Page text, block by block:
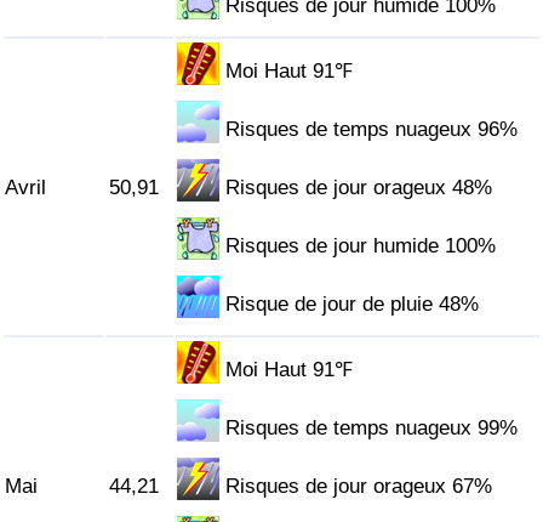
Risques de jour humide 100%
Avril 50,91
Moi Haut 91℉
Risques de temps nuageux 96%
Risques de jour orageux 48%
Risques de jour humide 100%
Risque de jour de pluie 48%
Mai 44,21
Moi Haut 91℉
Risques de temps nuageux 99%
Risques de jour orageux 67%
Indice de Trafic par Pays